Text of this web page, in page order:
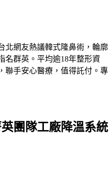
北網友熱議韓式隆鼻術，輪廓
名群英。平均逾18年整形資
聯手安心醫療，值得託付。專
團隊工廠降溫系統